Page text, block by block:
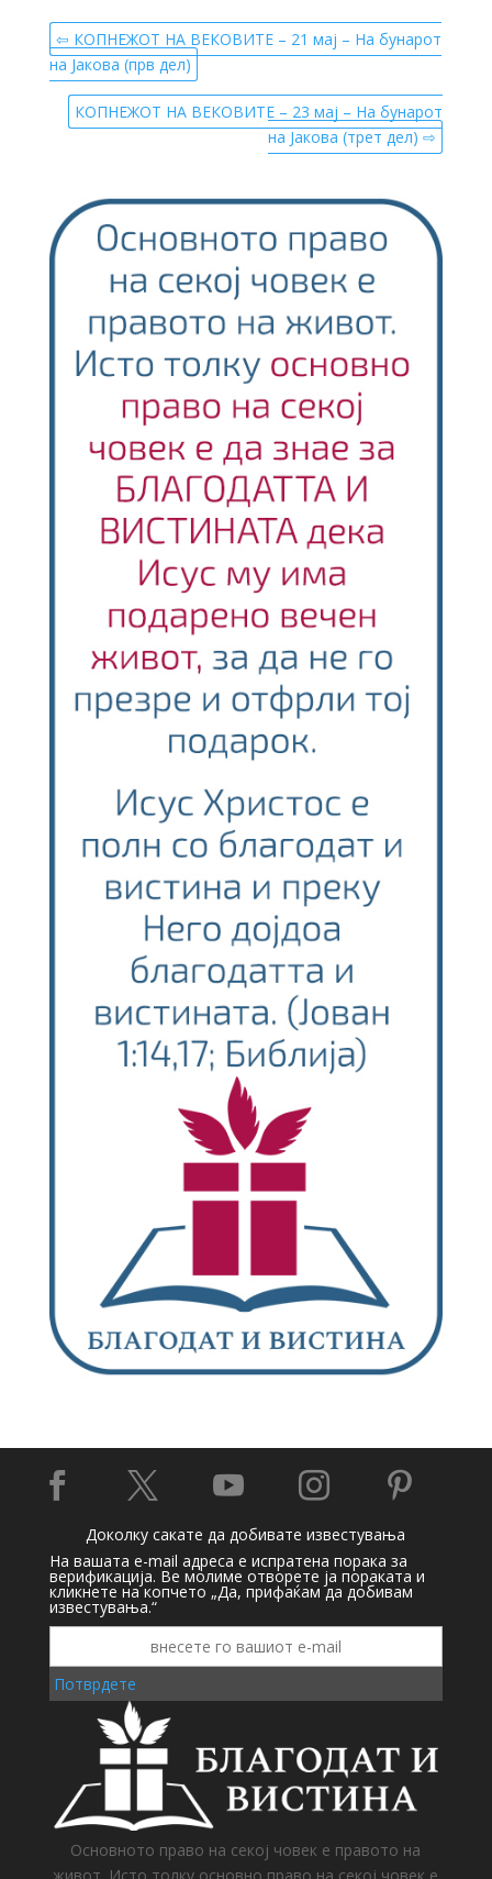
⇦ КОПНЕЖОТ НА ВЕКОВИТЕ – 21 мај – На бунарот
на Јакова (прв дел)
КОПНЕЖОТ НА ВЕКОВИТЕ – 23 мај – На бунарот
на Јакова (трет дел) ⇨
    
Доколку сакате да добивате известувања
На вашата e-mail адреса е испратена порака за
верификација. Ве молиме отворете ја пораката и
кликнете на копчето „Да, прифаќам да добивам
известувања.“
Потврдете
Основното право на секој човек е правото на